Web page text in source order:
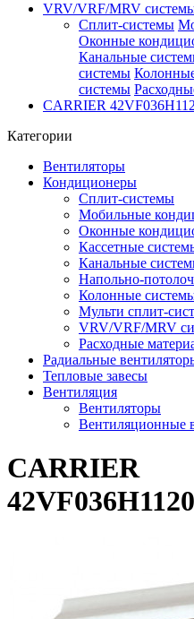
VRV/VRF/MRV
Сплит-системы
Оконные
Канальные
системы
системы
CARRIER
Категории
Вентиляторы
Кондиционеры
Сплит-системы
Мобильные
Оконные
Кассетные
Канальные
Напольно-
Колонные
Мульти сплит-
VRV/VRF/MRV
Расходные
Радиальные
Тепловые завесы
Вентиляция
Вентиляторы
Вентиляционные
CARRIER